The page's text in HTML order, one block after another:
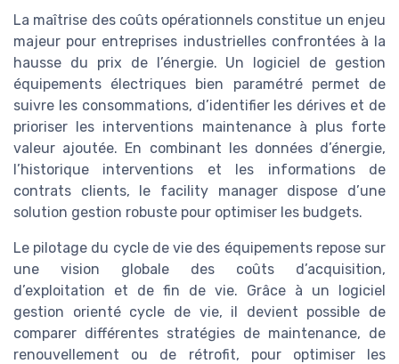
La maîtrise des coûts opérationnels constitue un enjeu
majeur pour entreprises industrielles confrontées à la
hausse du prix de l’énergie. Un logiciel de gestion
équipements électriques bien paramétré permet de
suivre les consommations, d’identifier les dérives et de
prioriser les interventions maintenance à plus forte
valeur ajoutée. En combinant les données d’énergie,
l’historique interventions et les informations de
contrats clients, le facility manager dispose d’une
solution gestion robuste pour optimiser les budgets.
Le pilotage du cycle de vie des équipements repose sur
une vision globale des coûts d’acquisition,
d’exploitation et de fin de vie. Grâce à un logiciel
gestion orienté cycle de vie, il devient possible de
comparer différentes stratégies de maintenance, de
renouvellement ou de rétrofit, pour optimiser les